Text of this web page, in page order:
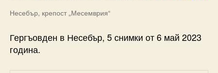
Несебър, крепост „Месемврия“
Гергъовден в Несебър, 5 снимки от 6 май 2023
година.